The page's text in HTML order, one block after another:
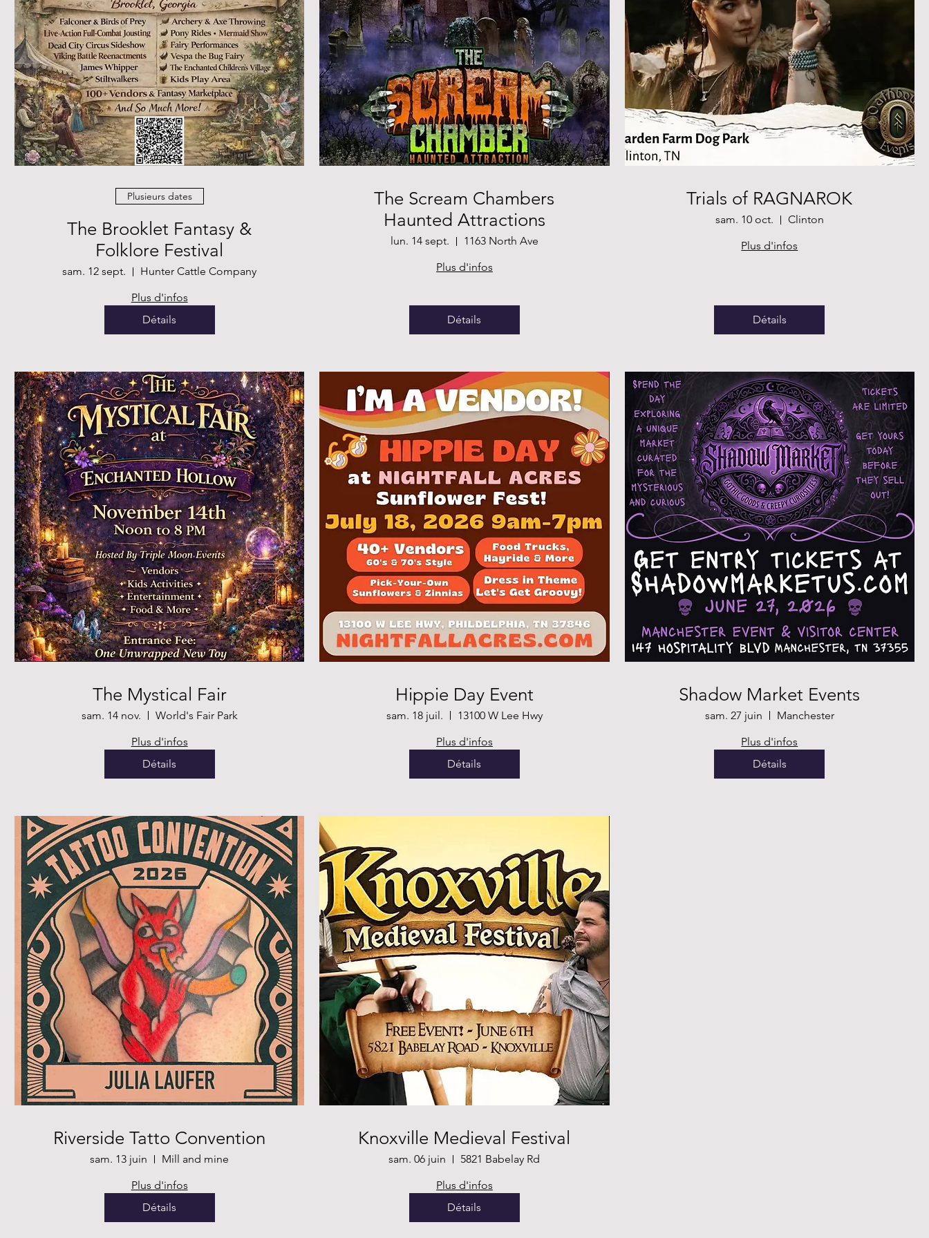
Plusieurs dates
The Brooklet Fantasy &
Folklore Festival
sam. 12 sept.
Hunter Cattle Company
Plus d'infos
Détails
The Scream Chambers
Haunted Attractions
lun. 14 sept.
1163 North Ave
Plus d'infos
Détails
Trials of RAGNAROK
sam. 10 oct.
Clinton
Plus d'infos
Détails
The Mystical Fair
sam. 14 nov.
World's Fair Park
Plus d'infos
Détails
Hippie Day Event
sam. 18 juil.
13100 W Lee Hwy
Plus d'infos
Détails
Shadow Market Events
sam. 27 juin
Manchester
Plus d'infos
Détails
Riverside Tatto Convention
sam. 13 juin
Mill and mine
Plus d'infos
Détails
Knoxville Medieval Festival
sam. 06 juin
5821 Babelay Rd
Plus d'infos
Détails